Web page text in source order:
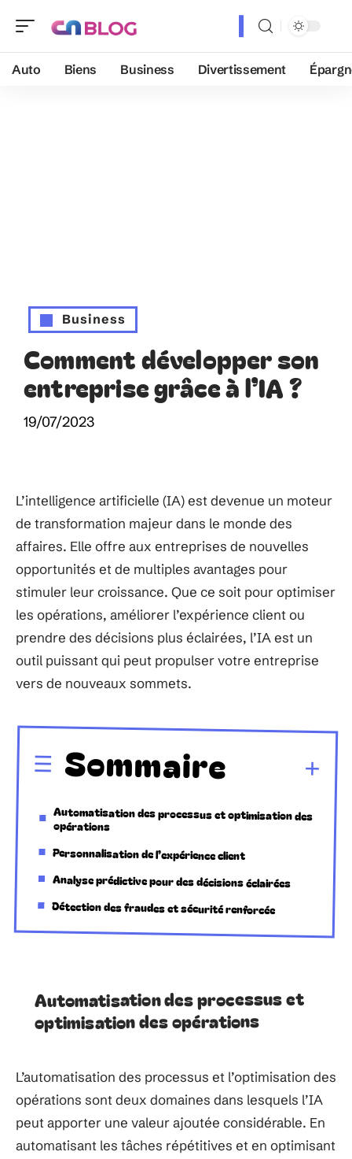
Auto Biens Business Divertissement
Business
Comment développer son
entreprise grâce à l’IA ?
19/07/2023
L’intelligence artificielle (IA) est devenue un moteur
de transformation majeur dans le monde des
affaires. Elle offre aux entreprises de nouvelles
opportunités et de multiples avantages pour
stimuler leur croissance. Que ce soit pour optimiser
les opérations, améliorer l’expérience client ou
prendre des décisions plus éclairées, l’IA est un
outil puissant qui peut propulser votre entreprise
vers de nouveaux sommets.
Sommaire
Automatisation des processus et optimisation des
opérations
Personnalisation de l’expérience client
Analyse prédictive pour des décisions éclairées
Détection des fraudes et sécurité renforcée
Automatisation des processus et
optimisation des opérations
L’automatisation des processus et l’optimisation des
opérations sont deux domaines dans lesquels l’IA
peut apporter une valeur ajoutée considérable. En
automatisant les tâches répétitives et en optimisant